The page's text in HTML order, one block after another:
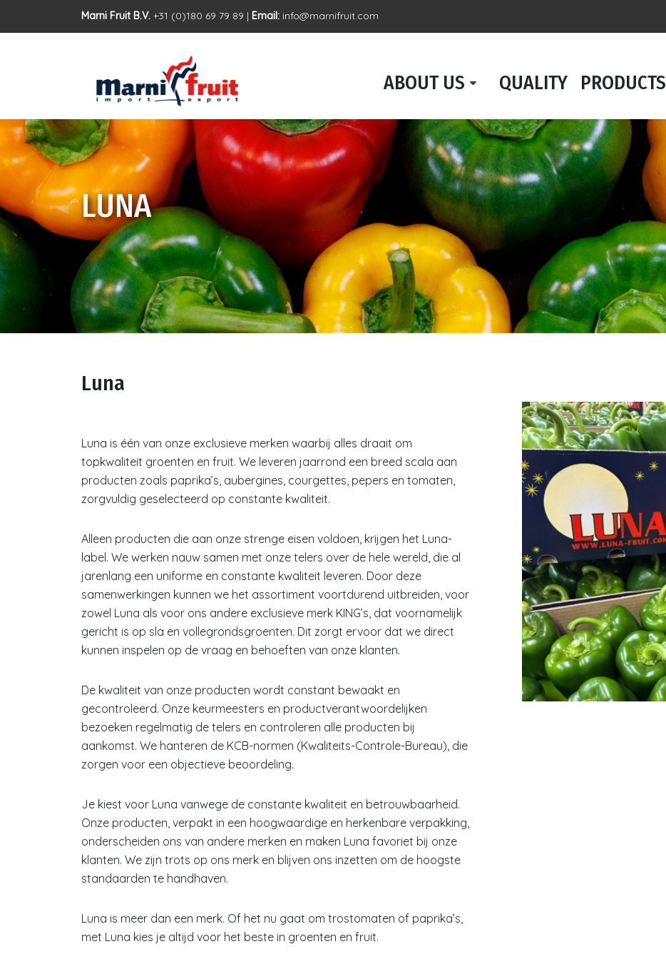
Marni Fruit B.V. +31 (0)180 69 79 89 | Email: info@marnifruit.com
ABOUT US QUALITY PRODUCTS
LUNA
Luna
Luna is één van onze exclusieve merken waarbij alles draait om
topkwaliteit groenten en fruit. We leveren jaarrond een breed scala aan
producten zoals paprika’s, aubergines, courgettes, pepers en tomaten,
zorgvuldig geselecteerd op constante kwaliteit.
Alleen producten die aan onze strenge eisen voldoen, krijgen het Luna-
label. We werken nauw samen met onze telers over de hele wereld, die al
jarenlang een uniforme en constante kwaliteit leveren. Door deze
samenwerkingen kunnen we het assortiment voortdurend uitbreiden, voor
zowel Luna als voor ons andere exclusieve merk KING’s, dat voornamelijk
gericht is op sla en vollegrondsgroenten. Dit zorgt ervoor dat we direct
kunnen inspelen op de vraag en behoeften van onze klanten.
De kwaliteit van onze producten wordt constant bewaakt en
gecontroleerd. Onze keurmeesters en productverantwoordelijken
bezoeken regelmatig de telers en controleren alle producten bij
aankomst. We hanteren de KCB-normen (Kwaliteits-Controle-Bureau), die
zorgen voor een objectieve beoordeling.
Je kiest voor Luna vanwege de constante kwaliteit en betrouwbaarheid.
Onze producten, verpakt in een hoogwaardige en herkenbare verpakking,
onderscheiden ons van andere merken en maken Luna favoriet bij onze
klanten. We zijn trots op ons merk en blijven ons inzetten om de hoogste
standaarden te handhaven.
Luna is meer dan een merk. Of het nu gaat om trostomaten of paprika’s,
met Luna kies je altijd voor het beste in groenten en fruit.